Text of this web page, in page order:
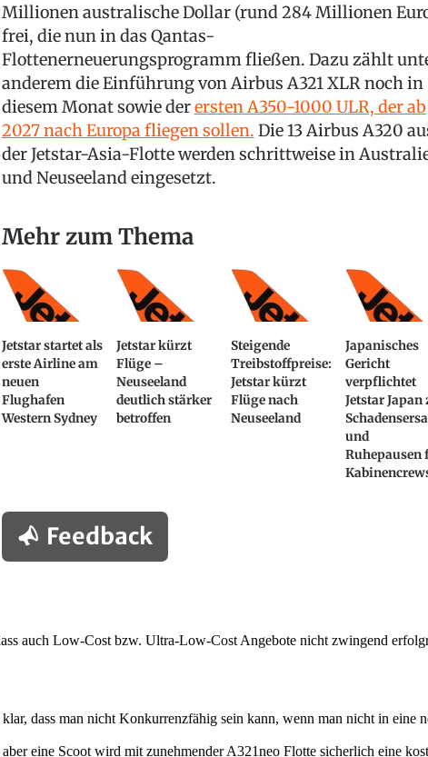
Millionen australische Dollar (rund 284 Millionen
frei, die nun in das Qantas-
Flottenerneuerungsprogramm fließen. Dazu zählt
anderem die Einführung von Airbus A321 XLR noch in
diesem Monat sowie derersten A350-1000 ULR, der ab
2027 nach Europa fliegen sollen. Die 13 Airbus A320
der Jetstar-Asia-Flotte werden schrittweise in
und Neuseeland eingesetzt.
Mehr zum Thema
Jetstar startet als
erste Airline am
neuen
Flughafen
Western Sydney
Jetstar kürzt
Flüge –
Neuseeland
deutlich stärker
betroffen
Steigende
Treibstoffpreise:
Jetstar kürzt
Flüge nach
Neuseeland
Japanisches
Gericht
verpflichtet
Jetstar Japan
und
Ruhepausen
Feedback